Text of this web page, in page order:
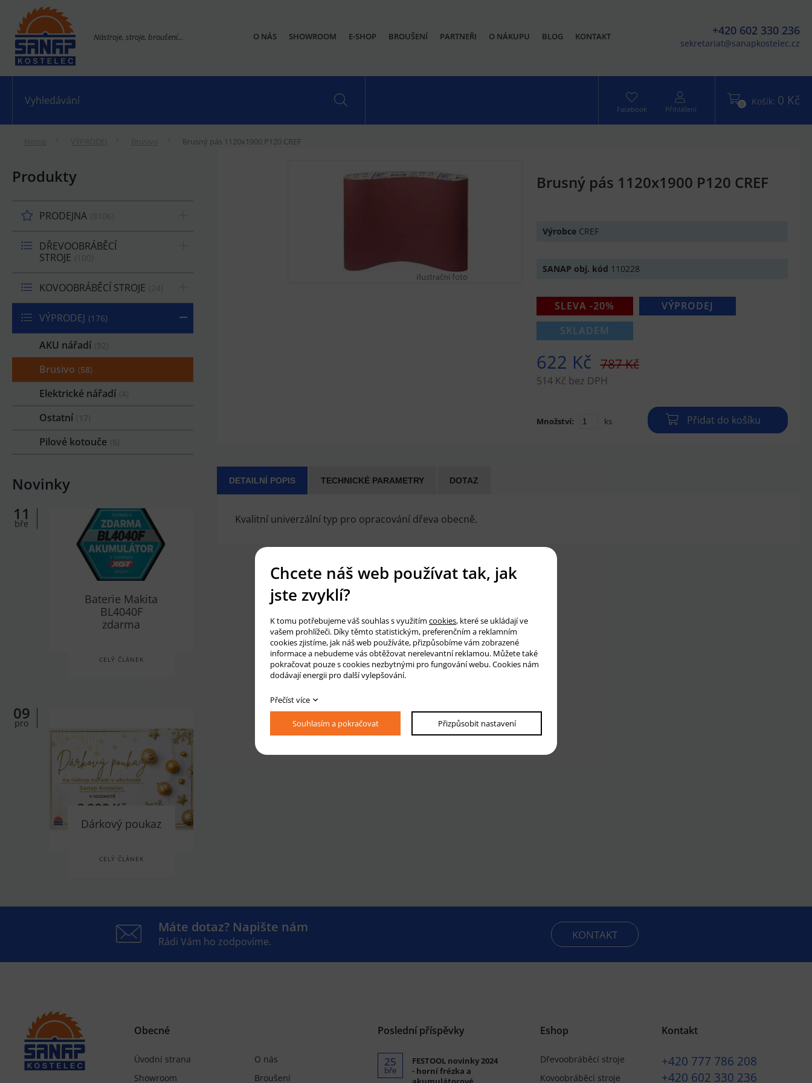
Nástroje, stroje, broušení... +420 602 330 236
sekretariat@sanapkostelec.cz
O NÁS SHOWROOM E-SHOP BROUŠENÍ PARTNEŘI O NÁKUPU BLOG KONTAKT
0 Košík: 0 Kč
Facebook Přihlášení
Brusný pás 1120x1900 P120 CREF
Produkty
PRODEJNA
DŘEVOOBRÁBĚCÍ
STROJE
KOVOOBRÁBĚCÍ STROJE
VÝPRODEJ 176
AKU nářadí
Brusivo 58
Elektrické nářadí
Ostatní
Pilové kotouče
Novinky
11
bře
Baterie Makita
BL4040F
zdarma
CELÝ ČLÁNEK
09
pro
Dárkový poukaz
CELÝ ČLÁNEK
Brusný pás 1120x1900 P120 CREF
Výrobce CREF
SANAP obj. kód 110228
SLEVA -20%
VÝPRODEJ
SKLADEM
622 Kč 787 Kč
514 Kč bez DPH
Množství: ks Přidat do košíku
DETAILNÍ POPIS TECHNICKÉ PARAMETRY DOTAZ
Kvalitní univerzální typ pro opracování dřeva obecně.
Máte dotaz? Napište nám
Rádi Vám ho zodpovíme. KONTAKT
Obecné
Úvodní strana
O nás
Showroom
Broušení
Poslední příspěvky
25
bře
FESTOOL novinky 2024
- horní frézka a
Eshop
Dřevoobráběcí stroje
Kovoobráběcí stroje
Kontakt
+420 777 786 208
+420 602 330 236
Chcete náš web používat tak, jak
jste zvyklí?
K tomu potřebujeme váš souhlas s využitím cookies, které se ukládají ve
vašem prohlížeči. Díky těmto statistickým, preferenčním a reklamním
cookies zjistíme, jak náš web používáte, přizpůsobíme vám zobrazené
informace a nebudeme vás obtěžovat nerelevantní reklamou. Můžete také
pokračovat pouze s cookies nezbytnými pro fungování webu. Cookies nám
dodávají energii pro další vylepšování.
Přečíst více
Souhlasím a pokračovat Přizpůsobit nastavení